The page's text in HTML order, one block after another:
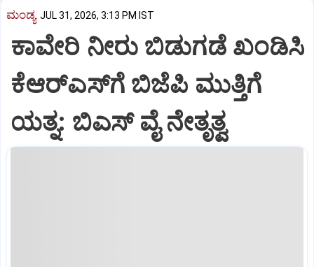
ಮಂಡ್ಯ JUL 31, 2026, 3:13 PM IST
ಕಾವೇರಿ ನೀರು ಬಿಡುಗಡೆ ಖಂಡಿಸಿ
ಕೆಆರ್‌ಎಸ್‌ಗೆ ಬಿಜೆಪಿ ಮುತ್ತಿಗೆ
ಯತ್ನ: ಬಿಎಸ್ ವೈ ನೇತೃತ್ವ